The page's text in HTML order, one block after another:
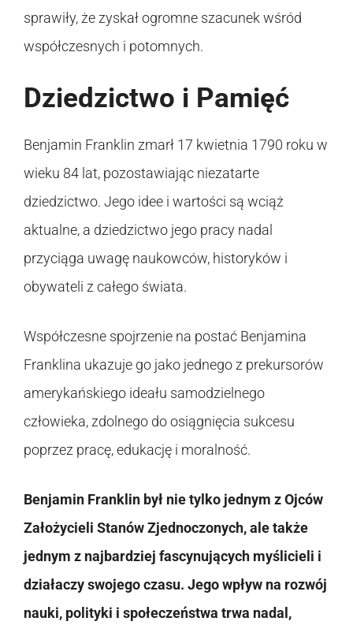
sprawiły, że zyskał ogromne szacunek wśród
współczesnych i potomnych.
Dziedzictwo i Pamięć
Benjamin Franklin zmarł 17 kwietnia 1790 roku w
wieku 84 lat, pozostawiając niezatarte
dziedzictwo. Jego idee i wartości są wciąż
aktualne, a dziedzictwo jego pracy nadal
przyciąga uwagę naukowców, historyków i
obywateli z całego świata.
Współczesne spojrzenie na postać Benjamina
Franklina ukazuje go jako jednego z prekursorów
amerykańskiego ideału samodzielnego
człowieka, zdolnego do osiągnięcia sukcesu
poprzez pracę, edukację i moralność.
Benjamin Franklin był nie tylko jednym z Ojców
Założycieli Stanów Zjednoczonych, ale także
jednym z najbardziej fascynujących myślicieli i
działaczy swojego czasu. Jego wpływ na rozwój
nauki, polityki i społeczeństwa trwa nadal,